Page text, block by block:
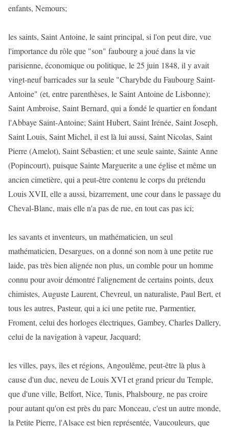
enfants, Nemours;
les saints, Saint Antoine, le saint principal, si l'on peut dire, vue
l'importance du rôle que "son" faubourg a joué dans la vie
parisienne, économique ou politique, le 25 juin 1848, il y avait
vingt-neuf barricades sur la seule "Charybde du Faubourg Saint-
Antoine" (et, entre parenthèses, le Saint Antoine de Lisbonne);
Saint Ambroise, Saint Bernard, qui a fondé le quartier en fondant
l'Abbaye Saint-Antoine; Saint Hubert, Saint Irénée, Saint Joseph,
Saint Louis, Saint Michel, il est là lui aussi, Saint Nicolas, Saint
Pierre (Amelot), Saint Sébastien; et une seule sainte, Sainte Anne
(Popincourt), puisque Sainte Marguerite a une église et même un
ancien cimetière, qui a peut-être contenu le corps du prétendu
Louis XVII, elle a aussi, bizarrement, une cour dans le passage du
Cheval-Blanc, mais elle n'a pas de rue, en tout cas pas ici;
les savants et inventeurs, un mathématicien, un seul
mathématicien, Desargues, on a donné son nom à une petite rue
laide, pas très bien alignée non plus, un comble pour un homme
connu pour avoir démontré l'alignement de certains points, deux
chimistes, Auguste Laurent, Chevreul, un naturaliste, Paul Bert, et
tous les autres, Pasteur, qui a ici une petite rue, Parmentier,
Froment, celui des horloges électriques, Gambey, Charles Dallery,
celui de la navigation à vapeur, Jacquard;
les villes, pays, îles et régions, Angoulême, peut-être là plus à
cause d'un duc, neveu de Louis XVI et grand prieur du Temple,
que d'une ville, Belfort, Nice, Tunis, Phalsbourg, ne pas croire
pour autant qu'on est près du parc Monceau, c'est un autre monde,
la Petite Pierre, l'Alsace est bien représentée, Vaucouleurs, que